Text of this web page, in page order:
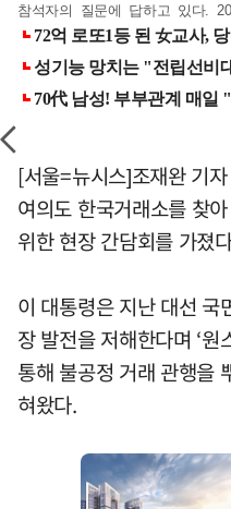
참석자의 질문에 답하고 있다.
[서울=뉴시스]조재완 기
여의도 한국거래소를 찾
위한 현장 간담회를 가졌
이 대통령은 지난 대선 국
장 발전을 저해한다며 ‘원
통해 불공정 거래 관행을
혀왔다.